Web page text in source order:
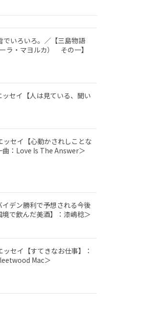
いろいろ。／【三島物語
ーラ・マヨルカ） その一】
セイ【人は見ている、聞い
セイ【心動かされしことな
曲：Love Is The Answer＞
デン勝利で予想される今後
境で飲んだ美酒】：漆嶋稔＞
セイ【すてきなお仕事】：
Mac＞